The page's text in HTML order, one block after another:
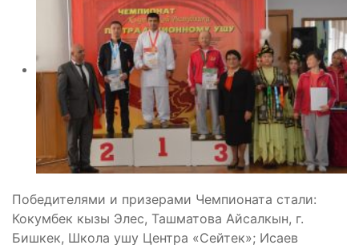
Победителями и призерами Чемпионата стали:
Кокумбек кызы Элес, Ташматова Айсалкын, г.
Бишкек, Школа ушу Центра «Сейтек»; Исаев